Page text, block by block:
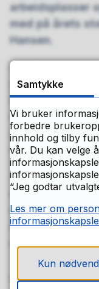
arbeidsplasser
med på årets
Hansen.
NRK TV-
siden 1974, og
innsamlede
aksjonsdagen
over hele landet.
– TV-aksjonen
sammen.
sterkt
aksjon der hele
Publisert av
Samtykke
Vi bruker
forbedre
innhold og tilby
vår. Du kan velge
“Jeg godtar
Les mer om
Kun